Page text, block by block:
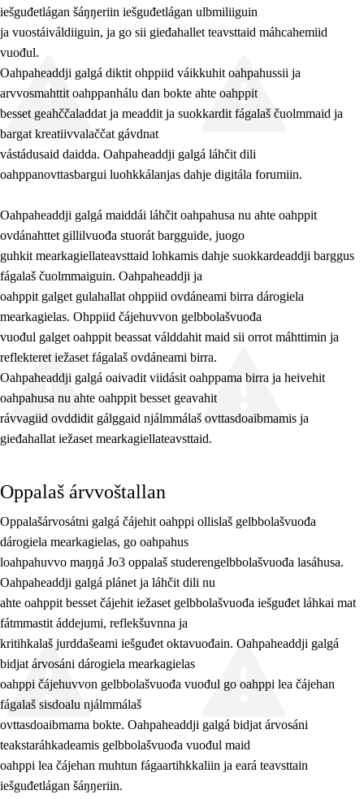
iešguđetlágan šáŋŋeriin iešguđetlágan ulbmiliiguin
ja vuostáiváldiiguin, ja go sii gieđahallet teavsttaid máhcahemiid
vuođul.
Oahpaheaddji galgá diktit ohppiid váikkuhit oahpahussii ja
arvvosmahttit oahppanhálu dan bokte ahte oahppit
besset geahččaladdat ja meaddit ja suokkardit fágalaš čuolmmaid ja
bargat kreatiivvalaččat gávdnat
vástádusaid daidda. Oahpaheaddji galgá láhčit dili
oahppanovttasbargui luohkkálanjas dahje digitála forumiin.
Oahpaheaddji galgá maiddái láhčit oahpahusa nu ahte oahppit
ovdánahttet gillilvuođa stuorát bargguide, juogo
guhkit mearkagiellateavsttaid lohkamis dahje suokkardeaddji barggus
fágalaš čuolmmaiguin. Oahpaheaddji ja
oahppit galget gulahallat ohppiid ovdáneami birra dárogiela
mearkagielas. Ohppiid čájehuvvon gelbbolašvuođa
vuođul galget oahppit beassat válddahit maid sii orrot máhttimin ja
reflekteret iežaset fágalaš ovdáneami birra.
Oahpaheaddji galgá oaivadit viidásit oahppama birra ja heivehit
oahpahusa nu ahte oahppit besset geavahit
rávvagiid ovddidit gálggaid njálmmálaš ovttasdoaibmamis ja
gieđahallat iežaset mearkagiellateavsttaid.
Oppalaš árvvoštallan
Oppalašárvosátni galgá čájehit oahppi ollislaš gelbbolašvuođa
dárogiela mearkagielas, go oahpahus
loahpahuvvo maŋŋá Jo3 oppalaš studerengelbbolašvuođa lasáhusa.
Oahpaheaddji galgá plánet ja láhčit dili nu
ahte oahppit besset čájehit iežaset gelbbolašvuođa iešguđet láhkai mat
fátmmastit áddejumi, reflekšuvnna ja
kritihkalaš jurddašeami iešguđet oktavuođain. Oahpaheaddji galgá
bidjat árvosáni dárogiela mearkagielas
oahppi čájehuvvon gelbbolašvuođa vuođul go oahppi lea čájehan
fágalaš sisdoalu njálmmálaš
ovttasdoaibmama bokte. Oahpaheaddji galgá bidjat árvosáni
teakstaráhkadeamis gelbbolašvuođa vuođul maid
oahppi lea čájehan muhtun fágaartihkkaliin ja eará teavsttain
iešguđetlágan šáŋŋeriin.